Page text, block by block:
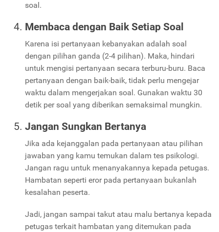
soal.
Membaca dengan Baik Setiap Soal
Karena isi pertanyaan kebanyakan adalah soal
dengan pilihan ganda (2-4 pilihan). Maka, hindari
untuk mengisi pertanyaan secara terburu-buru. Baca
pertanyaan dengan baik-baik, tidak perlu mengejar
waktu dalam mengerjakan soal. Gunakan waktu 30
detik per soal yang diberikan semaksimal mungkin.
Jangan Sungkan Bertanya
Jika ada kejanggalan pada pertanyaan atau pilihan
jawaban yang kamu temukan dalam tes psikologi.
Jangan ragu untuk menanyakannya kepada petugas.
Hambatan seperti eror pada pertanyaan bukanlah
kesalahan peserta.
Jadi, jangan sampai takut atau malu bertanya kepada
petugas terkait hambatan yang ditemukan pada